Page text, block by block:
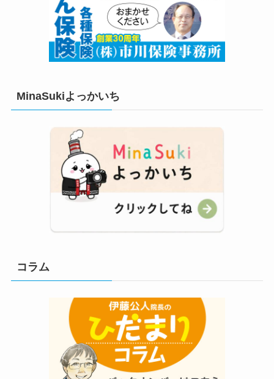
MinaSukiよっかいち
コラム